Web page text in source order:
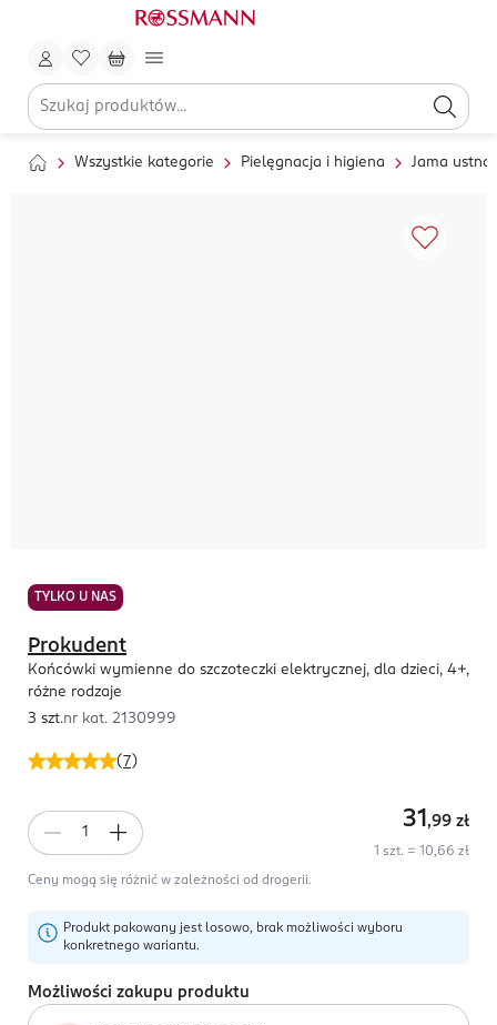
Wszystkie kategorie Pielęgnacja i higiena Jama ustna
TYLKO U NAS
( 7)
Prokudent
Końcówki wymienne do szczoteczki elektrycznej, dla dzieci, 4+,
różne rodzaje
3 szt.nr kat. 2130999
31 ,99 zł
1 szt. = 10,66 zł
Ceny mogą się różnić w zależności od drogerii.
Produkt pakowany jest losowo, brak możliwości wyboru
konkretnego wariantu.
Możliwości zakupu produktu